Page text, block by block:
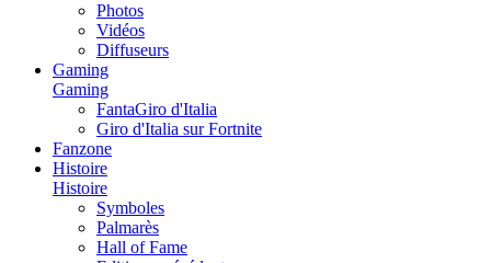
Photos
Vidéos
Diffuseurs
Gaming
Gaming
FantaGiro d'Italia
Giro d'Italia sur Fortnite
Fanzone
Histoire
Histoire
Symboles
Palmarès
Hall of Fame